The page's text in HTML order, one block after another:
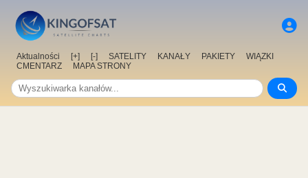
Aktualności [+] [-] SATELITY KANAŁY PAKIETY
WIĄZKI
CMENTARZ
MAPA STRONY